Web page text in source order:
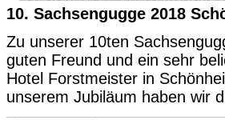
10. Sachsengugge 2018
Zu unserer 10ten
guten Freund und ein sehr
Hotel Forstmeister in
unserem Jubiläum haben wir